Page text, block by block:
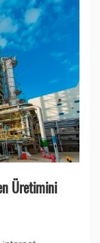
Üretimini